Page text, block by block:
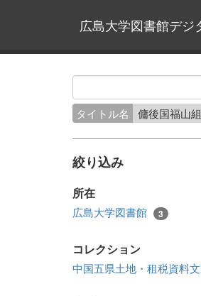
広島大学図書館デジ
タイトル名 傭後国福山
絞り込み
所在
広島大学図書館 3
コレクション
中国五県土地・租税資料